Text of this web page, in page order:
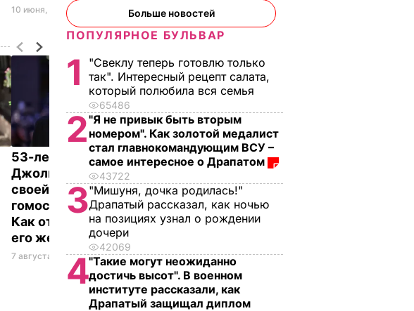
10 июня, 13.37 ПРОИСШЕСТВИЯ
53-летний брат
Джоли заявил о
своей
гомосексуальности.
Как отреагировала
его жена
7 августа, 14.28БУЛЬВАР
"Пригласили лето в
банки". Яблоки на
зиму без
стерилизации –
вкусно, как в
7 августа, 13.50БУЛЬВАР
Больше новостей
ПОПУЛЯРНОЕ БУЛЬВАР
1
"Свеклу теперь готовлю только
так". Интересный рецепт салата,
который полюбила вся семья
65486
2"Я не привык быть вторым
номером". Как золотой медалист
стал главнокомандующим ВСУ –
самое интересное о Драпатом
43722
3"Мишуня, дочка родилась!"
Драпатый рассказал, как ночью
на позициях узнал о рождении
дочери
42069
4"Такие могут неожиданно
достичь высот". В военном
институте рассказали, как
Драпатый защищал диплом